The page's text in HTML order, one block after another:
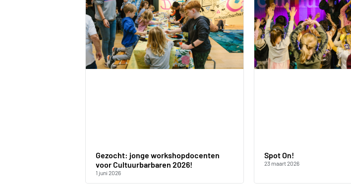
Gezocht: jonge workshopdocenten
voor Cultuurbarbaren 2026!
1 juni 2026
Spot On!
23 maart 2026